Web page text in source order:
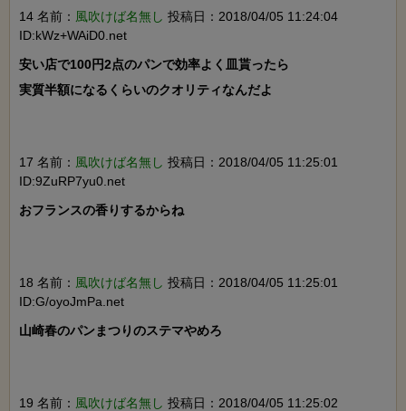
14 名前： 風吹けば名無し 投稿日：2018/04/05 11:24:04
ID:kWz+WAiD0.net
安い店で100円2点のパンで効率よく皿貰ったら
実質半額になるくらいのクオリティなんだよ
17 名前： 風吹けば名無し 投稿日：2018/04/05 11:25:01
ID:9ZuRP7yu0.net
おフランスの香りするからね
18 名前： 風吹けば名無し 投稿日：2018/04/05 11:25:01
ID:G/oyoJmPa.net
山崎春のパンまつりのステマやめろ
19 名前： 風吹けば名無し 投稿日：2018/04/05 11:25:02